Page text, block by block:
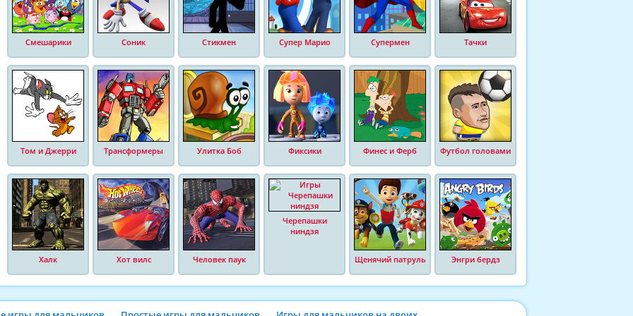
Смешарики Соник Стикмен Супер Марио Супермен Тачки
Том и Джерри Трансформеры Улитка Боб Фиксики Финес и Ферб Футбол головами
Халк Хот вилс Человек паук
Черепашки
ниндзя
Щенячий патруль Энгри бердз